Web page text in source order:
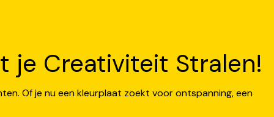
je Creativiteit Stralen!
Of je nu een kleurplaat zoekt voor ontspanning, een